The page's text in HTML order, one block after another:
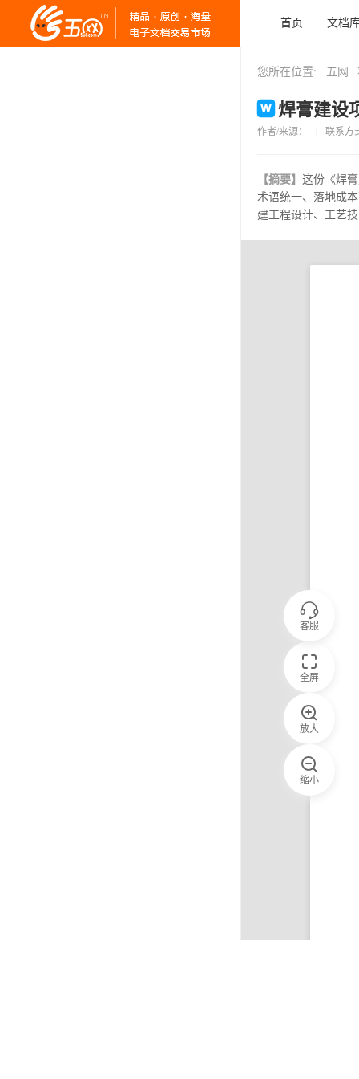
首页 文档
您所在位置: 五网
焊膏建设
作者/来源： 联系方
【摘要】 这份《焊
术语统一、落地成
建工程设计、工艺
客服
全屏
放大
缩小